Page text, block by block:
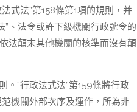
式法”第158條第1項的規則，并
、法令或許下級機關行政號令的
法顛末其他機關的核準而沒有顛
“行政法式法”第159條將行政
機關外部次序及運作，所為非